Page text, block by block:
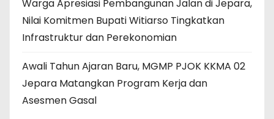
Warga Apresiasi Pembangunan Jalan di Jepara,
Nilai Komitmen Bupati Witiarso Tingkatkan
Infrastruktur dan Perekonomian
Awali Tahun Ajaran Baru, MGMP PJOK KKMA 02
Jepara Matangkan Program Kerja dan
Asesmen Gasal